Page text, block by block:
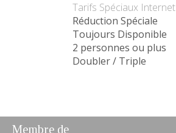
Tarifs Spéciaux Internet
Réduction Spéciale
Toujours Disponible
2 personnes ou plus
Doubler / Triple
Membre de